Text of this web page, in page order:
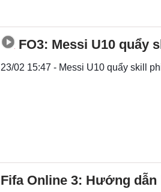
FO3: Messi U10 quẩy
23/02 15:47 - Messi U10 quẩy skill
Fifa Online 3: Hướng